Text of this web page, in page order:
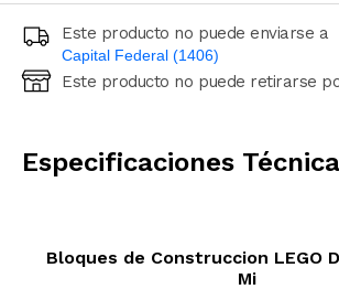
Este producto no puede enviarse a
Capital Federal (1406)
Ingresá código postal (sólo números)
Este producto no puede retirarse
Especificaciones
Bloques de Construccion LEGO
Mi